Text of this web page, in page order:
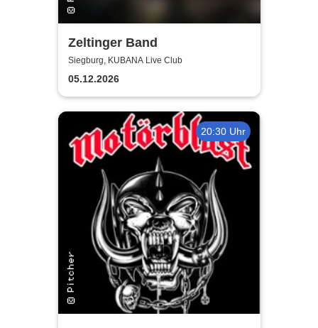
Zeltinger Band
Siegburg, KUBANA Live Club
05.12.2026
20:30 Uhr